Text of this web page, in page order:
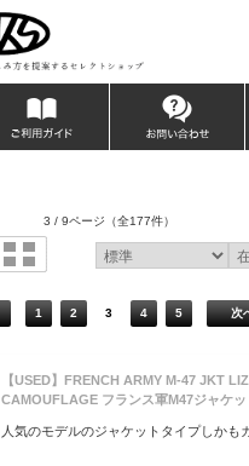
3 / 9ページ （全177件）
1 2 3 4 5 次
【USED】FRENCH ARMY M-47 JKT
CAMOUFLAGE フランス軍M47ジャケ
人気のモデルのジャケットタイプしかも